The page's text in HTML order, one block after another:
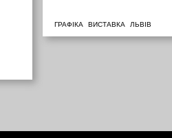
ГРАФІКА ВИСТАВКА ЛЬВІВ